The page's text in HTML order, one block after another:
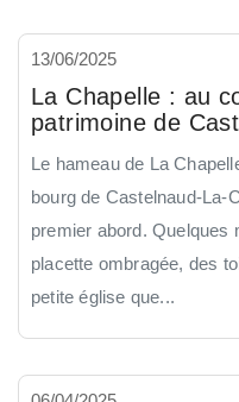
13/06/2025
La Chapelle : au
patrimoine de
Le hameau de La
bourg de Castelnaud-La-
premier abord. Quelques
placette ombragée, des
petite église que...